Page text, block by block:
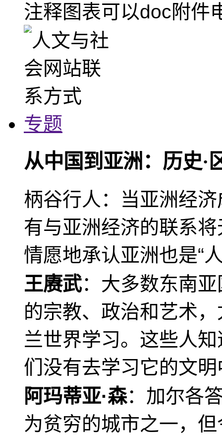
注释图表可以doc附件
专题
从中国到亚洲：历史·
柄谷行人：当亚洲经
有与亚洲经济的联系
情愿地承认亚洲也是“
王赓武：大多数东南
的宗教、政治和艺术
兰世界学习。这些人
们没有去学习它的文
阿玛蒂亚·森：加尔各
为贫穷的城市之一，